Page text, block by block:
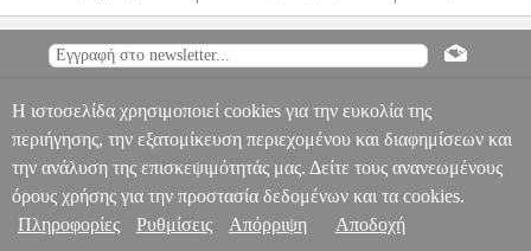
PER.259595 GEMBIRD
ΠΛΗΚΤΡΟΛΟΓΙΟ
5.44
Η ιστοσελίδα χρησιμοποιεί cookies για την ευκολία της
περιήγησης, την εξατομίκευση περιεχομένου και διαφημίσεων και
την ανάλυση της επισκεψιμότητάς μας. Δείτε τους ανανεωμένους
όρους χρήσης για την προστασία δεδομένων και τα cookies.
Πληροφορίες
Ρυθμίσεις Απόρριψη Αποδοχή